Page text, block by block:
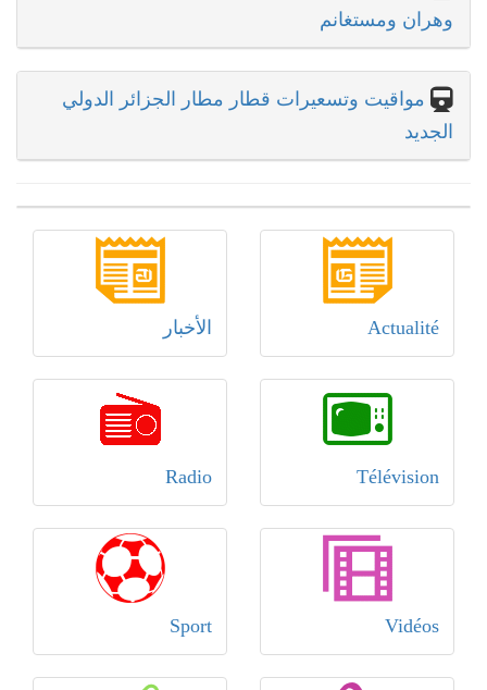
وهران ومستغانم
مواقيت وتسعيرات قطار مطار الجزائر الدولي
الجديد
Actualité الأخبار
Télévision
Radio
Vidéos
Sport